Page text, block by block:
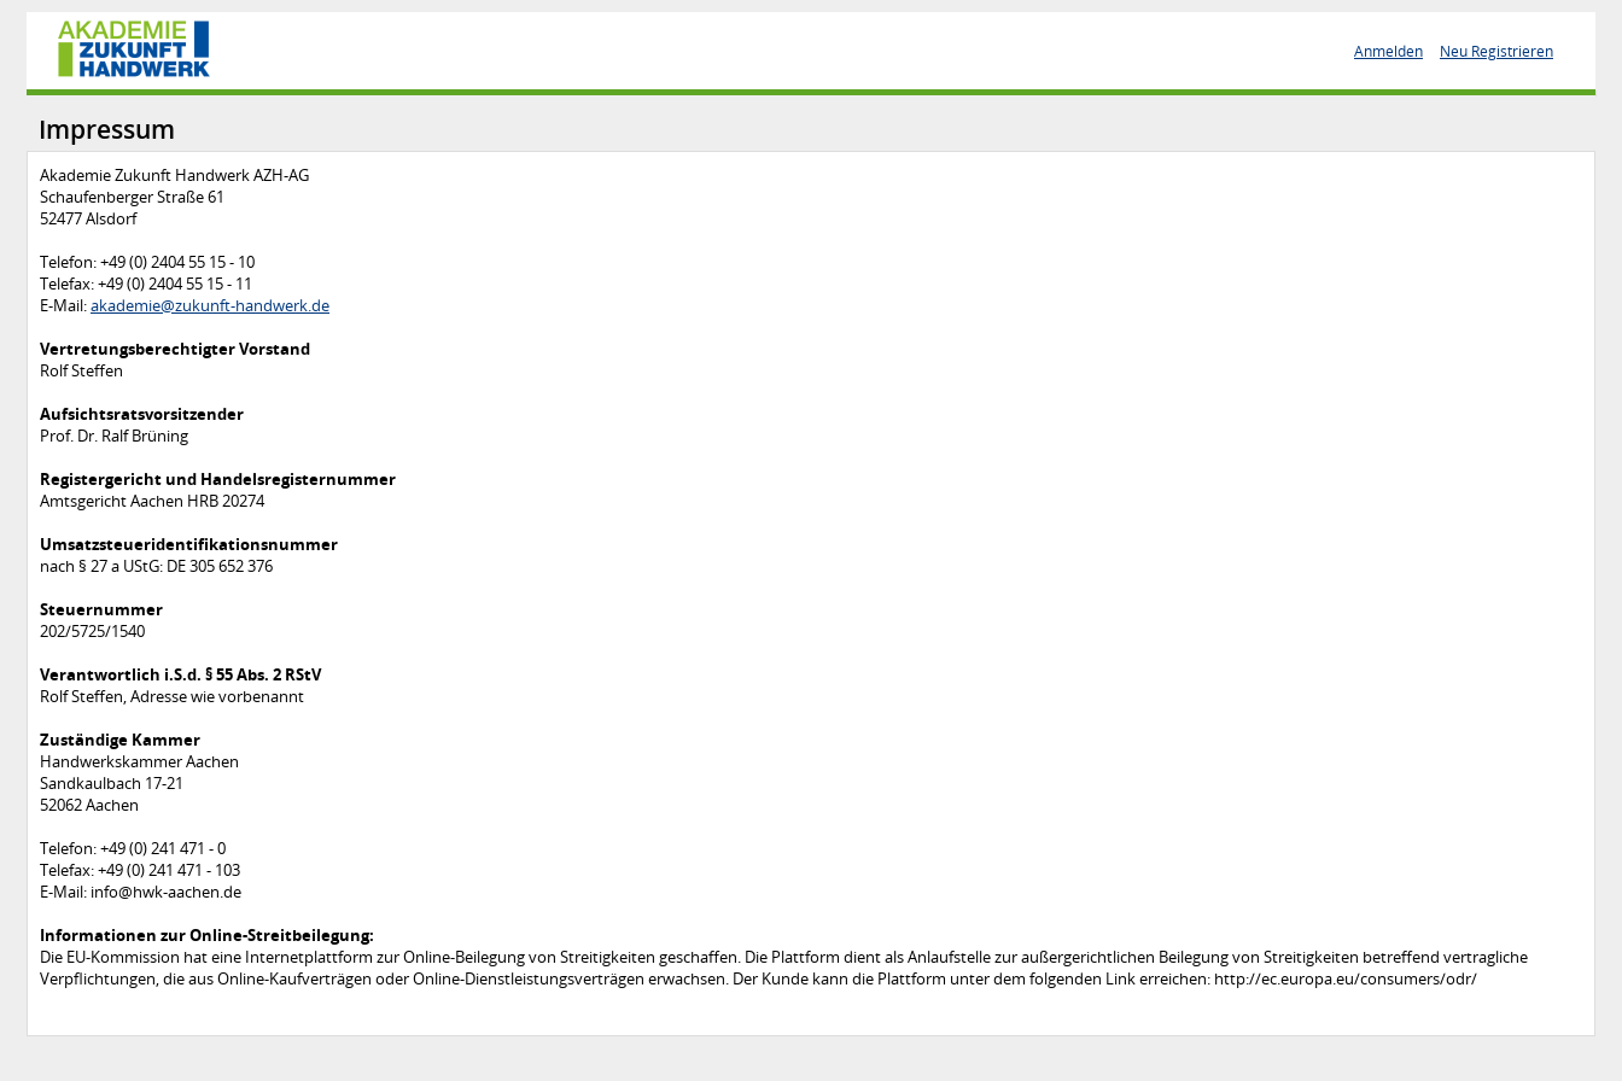
Anmelden Neu Registrieren
Impressum
Akademie Zukunft Handwerk AZH-AG
Schaufenberger Straße 61
52477 Alsdorf
Telefon: +49 (0) 2404 55 15 - 10
Telefax: +49 (0) 2404 55 15 - 11
E-Mail:akademie@zukunft-handwerk.de
Vertretungsberechtigter Vorstand
Rolf Steffen
Aufsichtsratsvorsitzender
Prof. Dr. Ralf Brüning
Registergericht und Handelsregisternummer
Amtsgericht Aachen HRB 20274
Umsatzsteueridentifikationsnummer
nach § 27 a UStG: DE 305 652 376
Steuernummer
202/5725/1540
Verantwortlich i.S.d. § 55 Abs. 2 RStV
Rolf Steffen, Adresse wie vorbenannt
Zuständige Kammer
Handwerkskammer Aachen
Sandkaulbach 17-21
52062 Aachen
Telefon: +49 (0) 241 471 - 0
Telefax: +49 (0) 241 471 - 103
E-Mail: info@hwk-aachen.de
Informationen zur Online-Streitbeilegung:
Die EU-Kommission hat eine Internetplattform zur Online-Beilegung von Streitigkeiten geschaffen. Die Plattform dient als Anlaufstelle zur außergerichtlichen Beilegung von Streitigkeiten betreffend vertragliche
Verpflichtungen, die aus Online-Kaufverträgen oder Online-Dienstleistungsverträgen erwachsen. Der Kunde kann die Plattform unter dem folgenden Link erreichen: http://ec.europa.eu/consumers/odr/